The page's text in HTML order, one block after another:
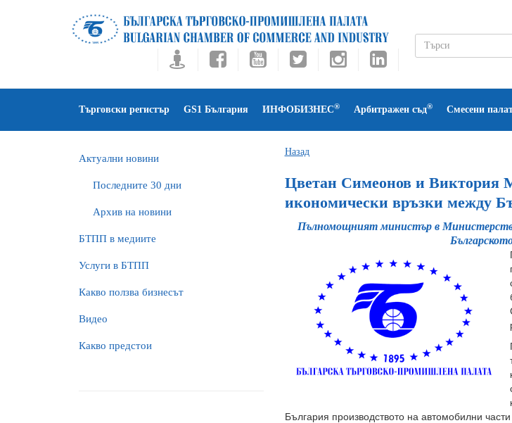
Търговски регистър GS1 България ИНФОБИЗНЕС® Арбитражен съд® Смесени
Актуални новини
Последните 30 дни
Архив на новини
БTПП в медиите
Услуги в БТПП
Какво ползва бизнесът
Видео
Какво предстои
Назад
Цветан Симеонов и Виктория
икономически връзки между
Пълномощният министър в
България производството на автомобилни